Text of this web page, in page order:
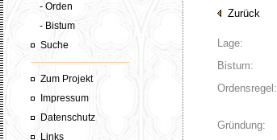
- Orden
- Bistum
Suche
Zum Projekt
Impressum
Datenschutz
Links
Zurück
Lage:
Bistum:
Ordensregel:
Gründung: